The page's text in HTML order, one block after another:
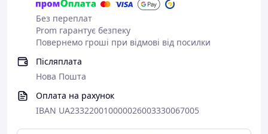
Без переплат
Prom гарантує безпеку
Повернемо гроші при відмові від посилки
Післяплата
Нова Пошта
Оплата на рахунок
IBAN UA233220010000026003330067005